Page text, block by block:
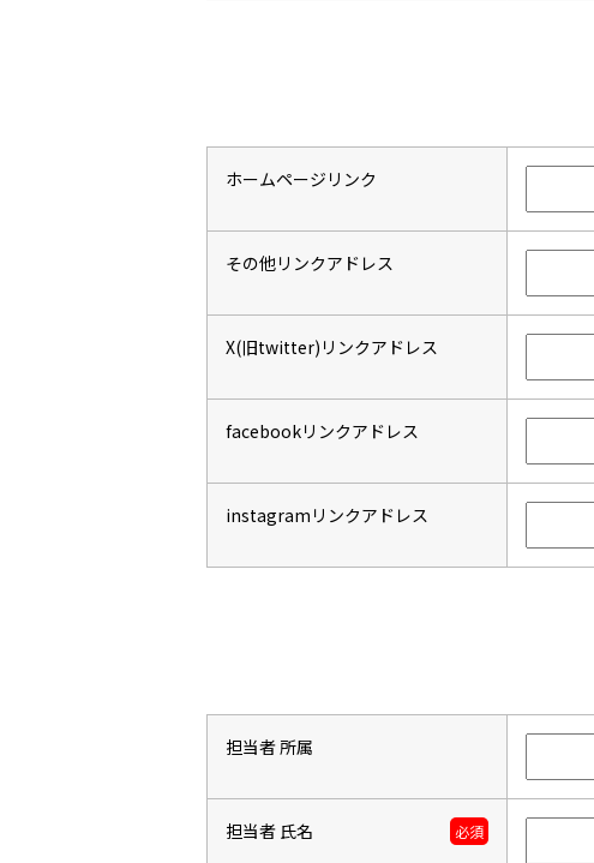
ホームページリンク
その他リンクアドレス
X(旧twitter)リンクアドレス
facebookリンクアドレス
instagramリンクアドレス
担当者 所属
担当者 氏名 必須